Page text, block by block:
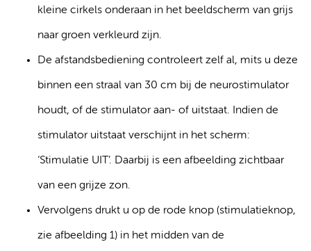
kleine cirkels onderaan in het beeldscherm van grijs
naar groen verkleurd zijn.
De afstandsbediening controleert zelf al, mits u deze
binnen een straal van 30 cm bij de neurostimulator
houdt, of de stimulator aan- of uitstaat. Indien de
stimulator uitstaat verschijnt in het scherm:
‘Stimulatie UIT’. Daarbij is een afbeelding zichtbaar
van een grijze zon.
Vervolgens drukt u op de rode knop (stimulatieknop,
zie afbeelding 1) in het midden van de